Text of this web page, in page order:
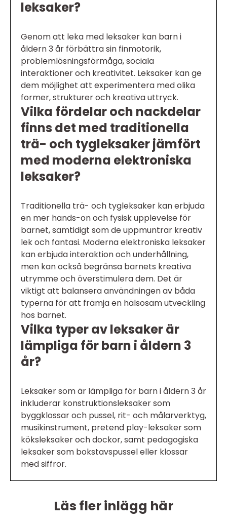
leksaker?
Genom att leka med leksaker kan barn i
åldern 3 år förbättra sin finmotorik,
problemlösningsförmåga, sociala
interaktioner och kreativitet. Leksaker kan ge
dem möjlighet att experimentera med olika
former, strukturer och kreativa uttryck.
Vilka fördelar och nackdelar
finns det med traditionella
trä- och tygleksaker jämfört
med moderna elektroniska
leksaker?
Traditionella trä- och tygleksaker kan erbjuda
en mer hands-on och fysisk upplevelse för
barnet, samtidigt som de uppmuntrar kreativ
lek och fantasi. Moderna elektroniska leksaker
kan erbjuda interaktion och underhållning,
men kan också begränsa barnets kreativa
utrymme och överstimulera dem. Det är
viktigt att balansera användningen av båda
typerna för att främja en hälsosam utveckling
hos barnet.
Vilka typer av leksaker är
lämpliga för barn i åldern 3
år?
Leksaker som är lämpliga för barn i åldern 3 år
inkluderar konstruktionsleksaker som
byggklossar och pussel, rit- och målarverktyg,
musikinstrument, pretend play-leksaker som
köksleksaker och dockor, samt pedagogiska
leksaker som bokstavspussel eller klossar
med siffror.
Läs fler inlägg här